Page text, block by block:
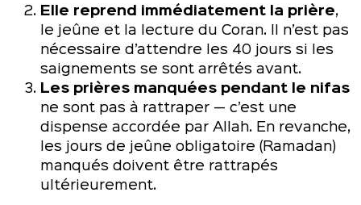
Elle reprend immédiatement la prière,
le jeûne et la lecture du Coran. Il n’est pas
nécessaire d’attendre les 40 jours si les
saignements se sont arrêtés avant.
Les prières manquées pendant le nifas
ne sont pas à rattraper — c’est une
dispense accordée par Allah. En revanche,
les jours de jeûne obligatoire (Ramadan)
manqués doivent être rattrapés
ultérieurement.